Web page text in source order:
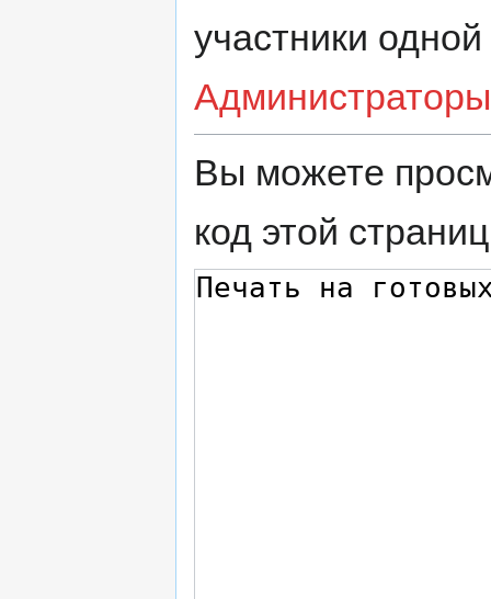
участники
Администраторы
Вы можете
код этой